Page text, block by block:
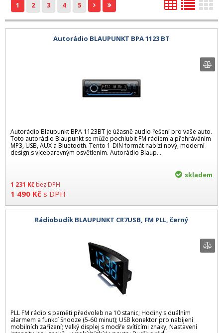
1 2 3 4 5
Autorádio BLAUPUNKT BPA 1123 BT
Autorádio Blaupunkt BPA 1123BT je úžasně audio řešení pro vaše auto.
Toto autorádio Blaupunkt se může pochlubit FM rádiem a přehráváním
MP3, USB, AUX a Bluetooth. Tento 1-DIN formát nabízí nový, moderní
design s vícebarevným osvětlením. Autorádio Blaup...
1 231 Kč bez DPH
1 490 Kč s DPH
skladem
Rádiobudík BLAUPUNKT CR7USB, FM PLL, černý
PLL FM rádio s paměti předvoleb na 10 stanic; Hodiny s duálním
alarmem a funkcí Snooze (5-60 minut); USB konektor pro nabíjení
mobilních zařízení; Velký displej s modře svítícími znaky; Nastavení